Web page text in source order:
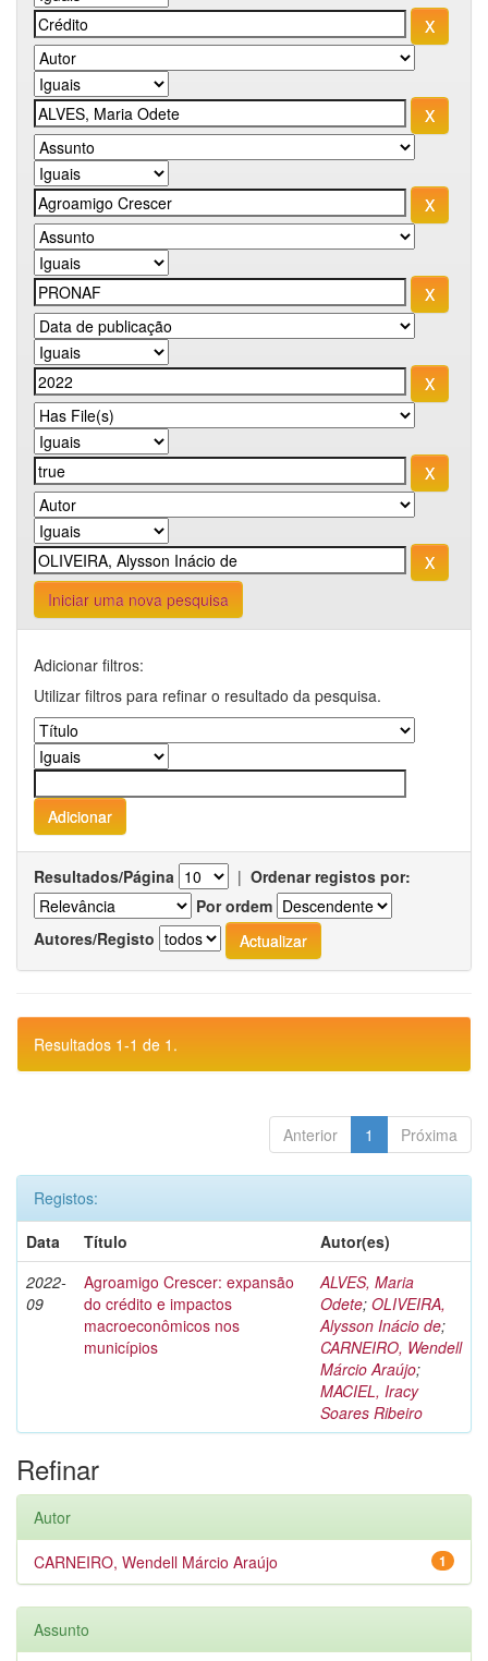
Iniciar uma nova pesquisa
Adicionar filtros:
Utilizar filtros para refinar o resultado da pesquisa.
Resultados/Página | Ordenar registos por:
Por ordem
Autores/Registo
Resultados 1-1 de 1.
Anterior 1 Próxima
Registos:
Data
Título
Autor(es)
2022-
09
Agroamigo Crescer: expansão
do crédito e impactos
macroeconômicos nos
municípios
ALVES, Maria
Odete; OLIVEIRA,
Alysson Inácio de;
CARNEIRO, Wendell
Márcio Araújo;
MACIEL, Iracy
Soares Ribeiro
Refinar
Autor
1
CARNEIRO, Wendell Márcio Araújo
Assunto